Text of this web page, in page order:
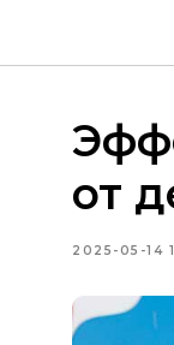
от
2025-05-14